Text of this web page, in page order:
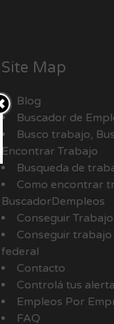
Site Map
Blog
Buscador de
Busco trabajo,
Encontrar Trabajo
Busqueda de
Como encontrar
BuscadorDempleos
Conseguir
Conseguir trabajo
federal
Contacto
Controlá tus
Empleos Por
FAQ